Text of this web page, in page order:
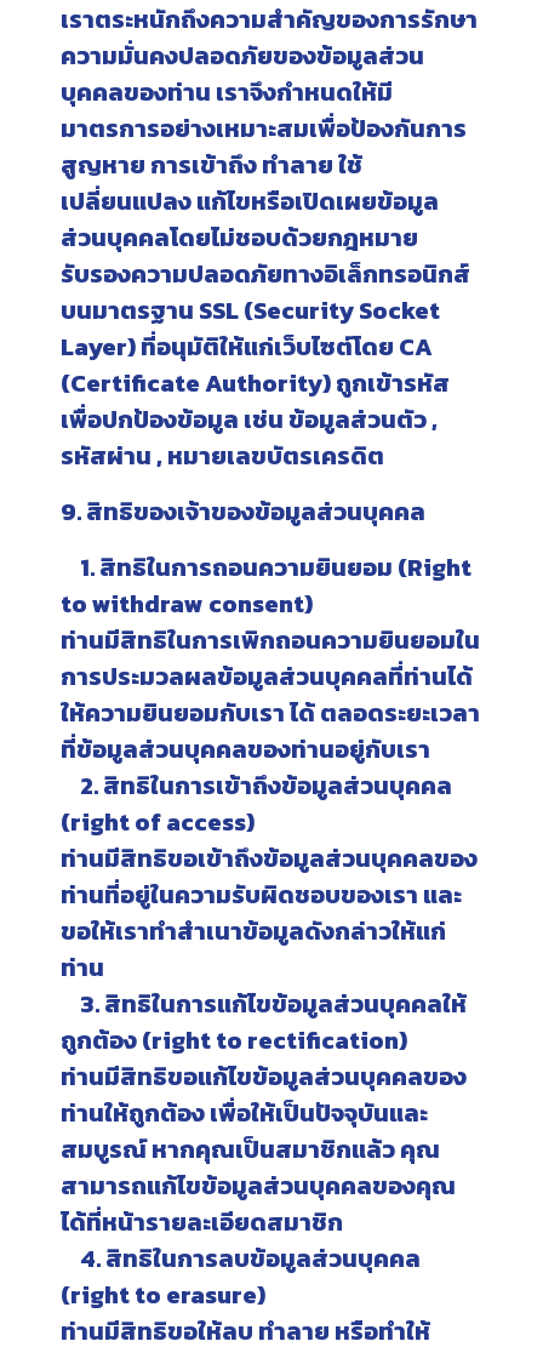
เราตระหนักถึงความสำคัญของการรักษา
ความมั่นคงปลอดภัยของข้อมูลส่วน
บุคคลของท่าน เราจึงกำหนดให้มี
มาตรการอย่างเหมาะสมเพื่อป้องกันการ
สูญหาย การเข้าถึง ทำลาย ใช้
เปลี่ยนแปลง แก้ไขหรือเปิดเผยข้อมูล
ส่วนบุคคลโดยไม่ชอบด้วยกฎหมาย
รับรองความปลอดภัยทางอิเล็กทรอนิกส์
บนมาตรฐาน SSL (Security Socket
Layer) ที่อนุมัติให้แก่เว็บไซต์โดย CA
(Certificate Authority) ถูกเข้ารหัส
เพื่อปกป้องข้อมูล เช่น ข้อมูลส่วนตัว ,
รหัสผ่าน , หมายเลขบัตรเครดิต
9. สิทธิของเจ้าของข้อมูลส่วนบุคคล
1. สิทธิในการถอนความยินยอม (Right
to withdraw consent)
ท่านมีสิทธิในการเพิกถอนความยินยอมใน
การประมวลผลข้อมูลส่วนบุคคลที่ท่านได้
ให้ความยินยอมกับเรา ได้ ตลอดระยะเวลา
ที่ข้อมูลส่วนบุคคลของท่านอยู่กับเรา
2. สิทธิในการเข้าถึงข้อมูลส่วนบุคคล
(right of access)
ท่านมีสิทธิขอเข้าถึงข้อมูลส่วนบุคคลของ
ท่านที่อยู่ในความรับผิดชอบของเรา และ
ขอให้เราทำสำเนาข้อมูลดังกล่าวให้แก่
ท่าน
3. สิทธิในการแก้ไขข้อมูลส่วนบุคคลให้
ถูกต้อง (right to rectification)
ท่านมีสิทธิขอแก้ไขข้อมูลส่วนบุคคลของ
ท่านให้ถูกต้อง เพื่อให้เป็นปัจจุบันและ
สมบูรณ์ หากคุณเป็นสมาชิกแล้ว คุณ
สามารถแก้ไขข้อมูลส่วนบุคคลของคุณ
ได้ที่หน้ารายละเอียดสมาชิก
4. สิทธิในการลบข้อมูลส่วนบุคคล
(right to erasure)
ท่านมีสิทธิขอให้ลบ ทำลาย หรือทำให้